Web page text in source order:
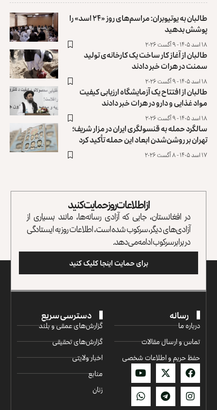
طالبان به یوتیوبران: مراسم‌های روز «۲۴ اسد» را
پوشش بدهید
۱۸ اسد ۱۴۰۵ - ۹ آگست ۲۰۲۶
طالبان از آغاز کار ساخت یک کارخانه‌ی تولید
سمنت در هرات خبر دادند
۱۸ اسد ۱۴۰۵ - ۹ آگست ۲۰۲۶
طالبان از افتتاح یک آزمایشگاه ارزیابی کیفیت
مواد غذایی و دارو در هرات خبر دادند
۱۸ اسد ۱۴۰۵ - ۹ آگست ۲۰۲۶
سالگرد حمله به قنسولگری ایران در مزار شریف؛
تهران بر روشن‌شدن ابعاد این حمله تأکید کرد
۱۷ اسد ۱۴۰۵ - ۸ آگست ۲۰۲۶
از اطلاعات روز حمایت کنید
در افغانستان، جایی که آزادی رسانه‌ها، مانند بسیاری از
آزادی‌های دیگر، سرکوب شده است، اطلاعات روز به ایستادگی
در برابر سرکوب ادامه می‌دهد.
برای حمایت اینجا کلیک کنید
رسانه
درباره ما
تماس و ارسال مقالات
حفظ حریم و اطلاعات شخصی
دسترسی سریع
گزارش‌‌های عمقی و بلند
گزارش‌های تحقیقی
اخبار ولایتی
منابع
زنان